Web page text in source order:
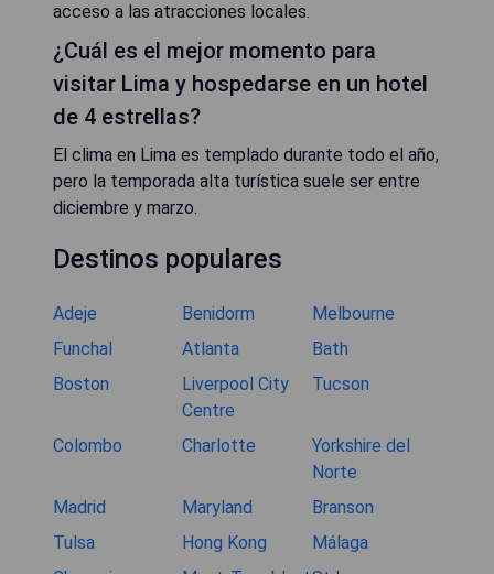
acceso a las atracciones locales.
¿Cuál es el mejor momento para
visitar Lima y hospedarse en un hotel
de 4 estrellas?
El clima en Lima es templado durante todo el año,
pero la temporada alta turística suele ser entre
diciembre y marzo.
Destinos populares
Adeje Benidorm
Melbourne
Funchal
Atlanta
Bath
Boston
Liverpool City
Centre
Tucson
Colombo Charlotte
Yorkshire del
Norte
Madrid
Maryland
Branson
Tulsa
Hong Kong
Málaga